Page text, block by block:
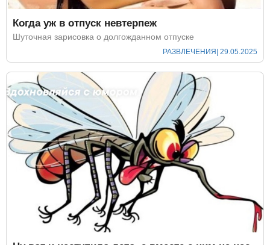
Когда уж в отпуск невтерпеж
Шуточная зарисовка о долгожданном отпуске
РАЗВЛЕЧЕНИЯ | 29.05.2025